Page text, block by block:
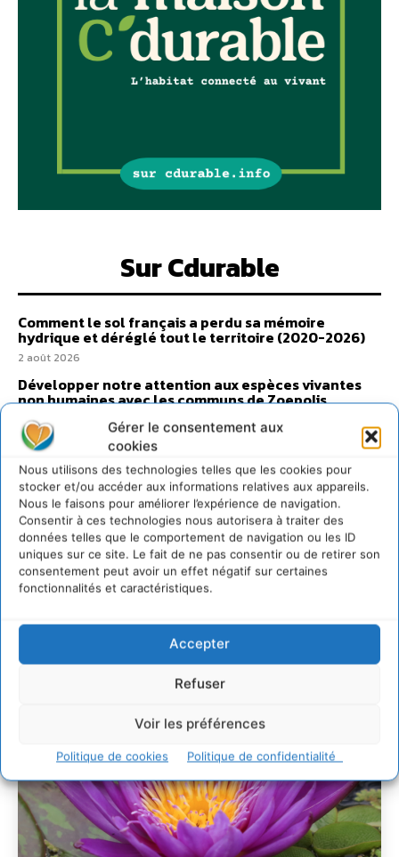
Gérer le consentement aux
cookies
Nous utilisons des technologies telles que les cookies pour
stocker et/ou accéder aux informations relatives aux appareils.
Nous le faisons pour améliorer l’expérience de navigation.
Consentir à ces technologies nous autorisera à traiter des
données telles que le comportement de navigation ou les ID
uniques sur ce site. Le fait de ne pas consentir ou de retirer son
consentement peut avoir un effet négatif sur certaines
fonctionnalités et caractéristiques.
Accepter
Refuser
Voir les préférences
Politique de cookies Politique de confidentialité
Sur Cdurable
Comment le sol français a perdu sa mémoire
hydrique et déréglé tout le territoire (2020-2026)
2 août 2026
Développer notre attention aux espèces vivantes
non humaines avec les communs de Zoepolis
30 juillet 2026
Un kit citoyen pour lever les freins au
développement des forêts comestibles dans nos
villes
29 juillet 2026
L’éco-anxiété informe et l’éco-lucidité transforme
28 juillet 2026
7 indicateurs pour des villes résilientes et durables,
adaptées au changement climatique